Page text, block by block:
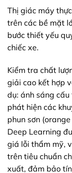
Thị giác máy
trên các bề mặt
bước thiết yếu
chiếc xe.
Kiểm tra chất
giải cao kết hợp
dụ: ánh sáng
phát hiện các
phun sơn
Deep Learning
giá lỗi thẩm mỹ,
trên tiêu chuẩn
xuất, đảm bảo